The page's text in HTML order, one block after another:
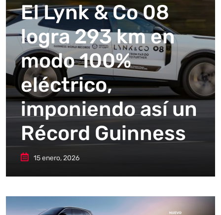
El Lynk & Co 08
logra 293 km en
modo 100%
eléctrico,
imponiendo así un
Récord Guinness
15 enero, 2026